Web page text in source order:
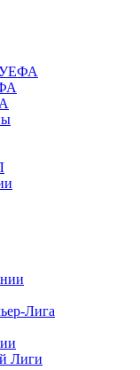
УЕФА
Лига
Лиги